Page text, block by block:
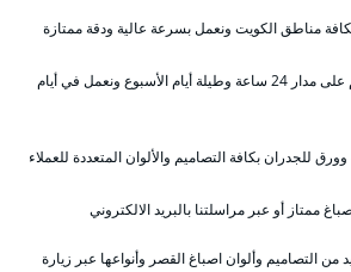
مناطق الكويت ونعمل بسرعة عالية ودقة ممتازة
واحترام المواعيد نلبي طلباتكم على مدار 24 ساعة وطيلة أيام الأسبوع ونعمل في أيام
للجدران بكافة التصاميم والألوان المتعددة للعملاء
ممتاز أو عبر مراسلتنا بالبريد الالكتروني
من التصاميم وألوان اصباغ القصر وأنواعها عبر زيارة